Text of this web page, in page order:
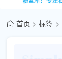
首页 标签